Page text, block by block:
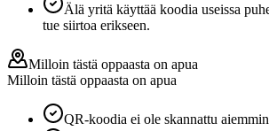
Älä yritä käyttää koodia useissa
tue siirtoa erikseen.
Milloin tästä oppaasta on apua
Milloin tästä oppaasta on apua
QR-koodia ei ole skannattu